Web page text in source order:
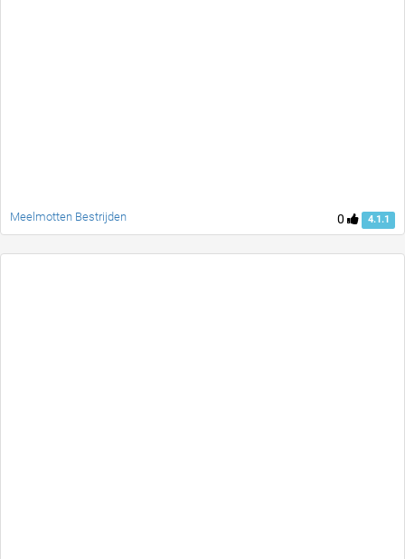
0 4.1.1
Meelmotten Bestrijden